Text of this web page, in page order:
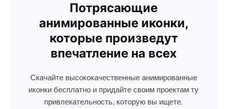
Потрясающие
анимированные иконки,
которые произведут
впечатление на всех
Скачайте высококачественные анимированные
иконки бесплатно и придайте своим проектам ту
привлекательность, которую вы ищете.